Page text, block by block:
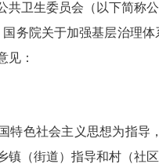
共卫生委员会（以下简称
务院关于加强基层治理
见：
特色社会主义思想为指
镇（街道）指导和村（社